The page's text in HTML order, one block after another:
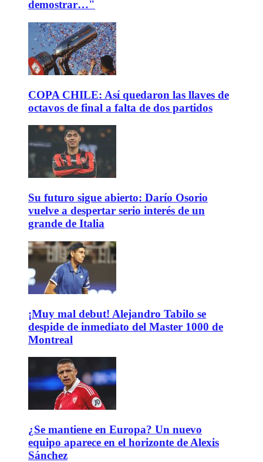
demostrar…"
COPA CHILE: Así quedaron las llaves de
octavos de final a falta de dos partidos
Su futuro sigue abierto: Darío Osorio
vuelve a despertar serio interés de un
grande de Italia
¡Muy mal debut! Alejandro Tabilo se
despide de inmediato del Master 1000 de
Montreal
¿Se mantiene en Europa? Un nuevo
equipo aparece en el horizonte de Alexis
Sánchez